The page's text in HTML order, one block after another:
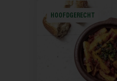
HOOFDGERECHT